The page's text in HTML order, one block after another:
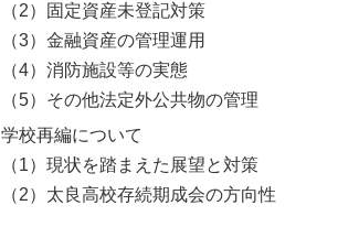
（2）固定資産未登記対策
（3）金融資産の管理運用
（4）消防施設等の実態
（5）その他法定外公共物の管理
学校再編について
（1）現状を踏まえた展望と対策
（2）太良高校存続期成会の方向性